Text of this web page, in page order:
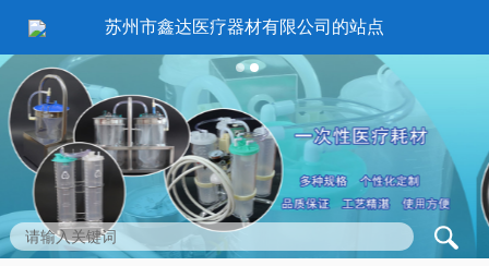
苏州市鑫达医疗器材有限公司的站点